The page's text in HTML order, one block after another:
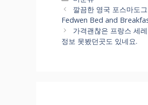
테
고
리
깔끔한 영국 포스마도
Fedwen Bed and
가격괜찮은 프랑스 세
정보 못봤던곳도 있네요.